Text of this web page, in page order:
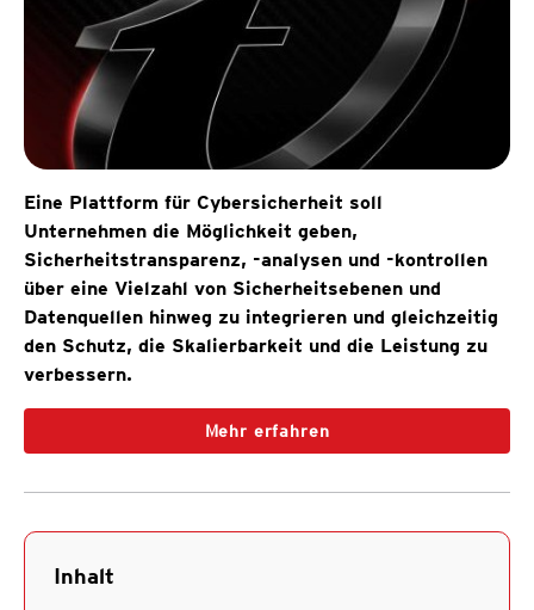
Eine Plattform für Cybersicherheit soll
Unternehmen die Möglichkeit geben,
Sicherheitstransparenz, -analysen und -kontrollen
über eine Vielzahl von Sicherheitsebenen und
Datenquellen hinweg zu integrieren und gleichzeitig
den Schutz, die Skalierbarkeit und die Leistung zu
verbessern.
Mehr erfahren
Inhalt